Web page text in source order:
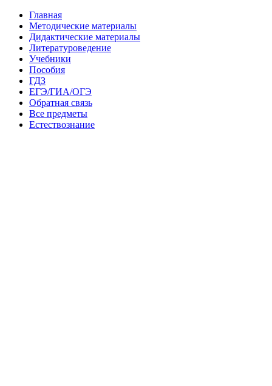
Главная
Методические материалы
Дидактические материалы
Литературоведение
Учебники
Пособия
ГДЗ
ЕГЭ/ГИА/ОГЭ
Обратная связь
Все предметы
Естествознание